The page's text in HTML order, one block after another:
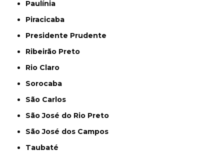
Paulínia
Piracicaba
Presidente Prudente
Ribeirão Preto
Rio Claro
Sorocaba
São Carlos
São José do Rio Preto
São José dos Campos
Taubaté